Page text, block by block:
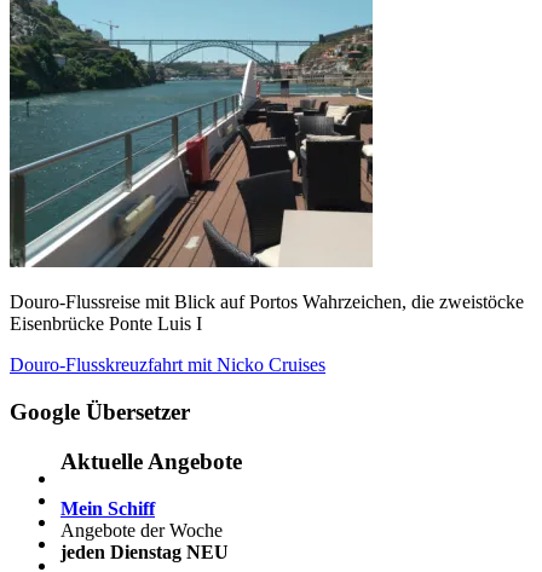
Douro-Flussreise mit Blick auf Portos Wahrzeichen, die zweistöcke
Eisenbrücke Ponte Luis I
Beitragsnavigation
Vorheriger
Douro-Flusskreuzfahrt mit Nicko Cruises
Google Übersetzer
Aktuelle Angebote
Mein Schiff
Angebote der Woche
jeden Dienstag NEU